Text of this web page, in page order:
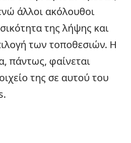
άλλοι ακόλουθοι
της λήψης και
των τοποθεσιών. Η
πάντως, φαίνεται
της σε αυτού του